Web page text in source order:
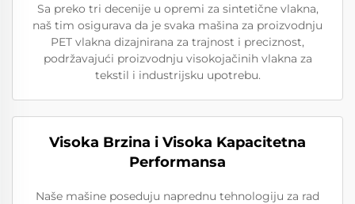
Sa preko tri decenije u opremi za sintetične vlakna,
naš tim osigurava da je svaka mašina za proizvodnju
PET vlakna dizajnirana za trajnost i preciznost,
podržavajući proizvodnju visokojačinih vlakna za
tekstil i industrijsku upotrebu.
Visoka Brzina i Visoka Kapacitetna
Performansa
Naše mašine poseduju naprednu tehnologiju za rad